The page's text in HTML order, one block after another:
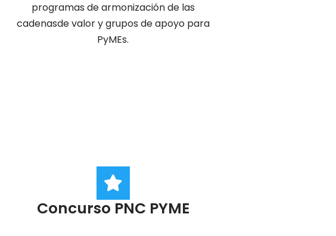
programas de armonización de las
cadenasde valor y grupos de apoyo para
PyMEs.
Concurso PNC PYME